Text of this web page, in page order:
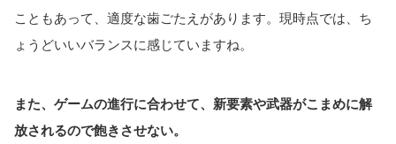
こともあって、適度な歯ごたえがあります。現時点では、ち
ょうどいいバランスに感じていますね。
また、ゲームの進行に合わせて、新要素や武器がこまめに解
放されるので飽きさせない。